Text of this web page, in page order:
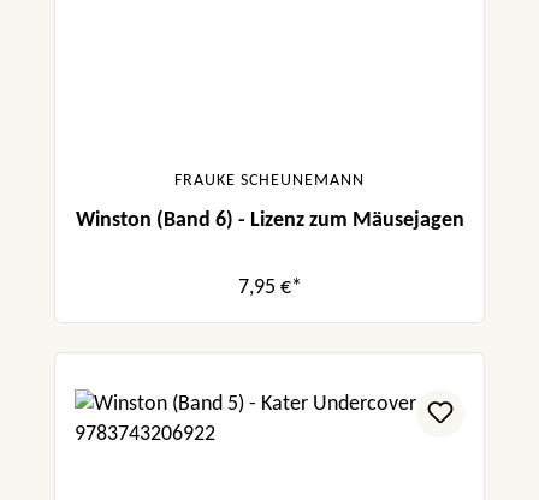
FRAUKE SCHEUNEMANN
Winston (Band 6) - Lizenz zum Mäusejagen
7,95 €*